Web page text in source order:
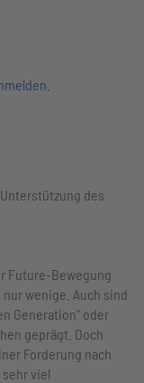
des
Future-Bewegung
wenige. Auch sind
Generation" oder
geprägt. Doch
Forderung nach
viel